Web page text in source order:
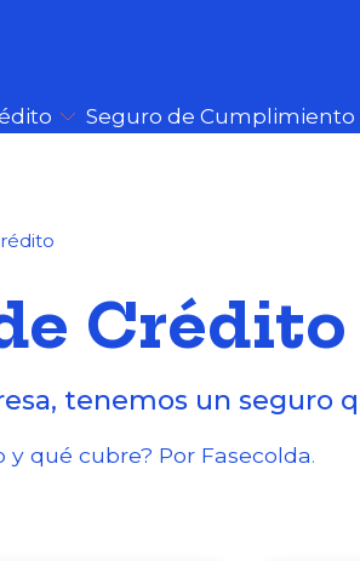
Seguro de Cumplimiento
Crédito
tenemos un seguro
y qué cubre? Por Fasecolda.